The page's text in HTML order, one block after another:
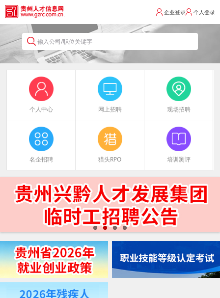
个人登录
企业登录
输入公司/职位关键字
个人中心 网上招聘 现场招聘
名企招聘 猎头RPO 培训测评